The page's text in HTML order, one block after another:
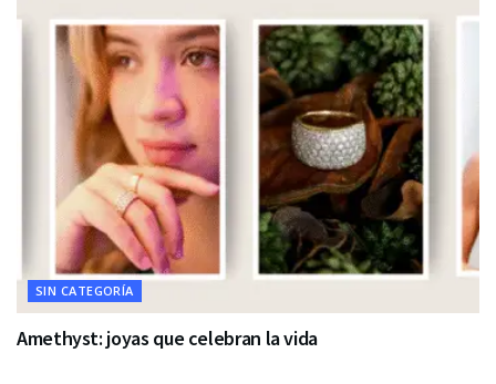
SIN CATEGORÍA
Amethyst: joyas que celebran la vida